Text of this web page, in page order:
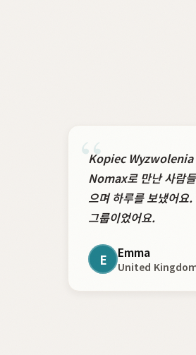
“
Kopiec Wyzwolenia
Nomax로 만난 사람
으며 하루를 보냈어요
그룹이었어요.
E Emma
United